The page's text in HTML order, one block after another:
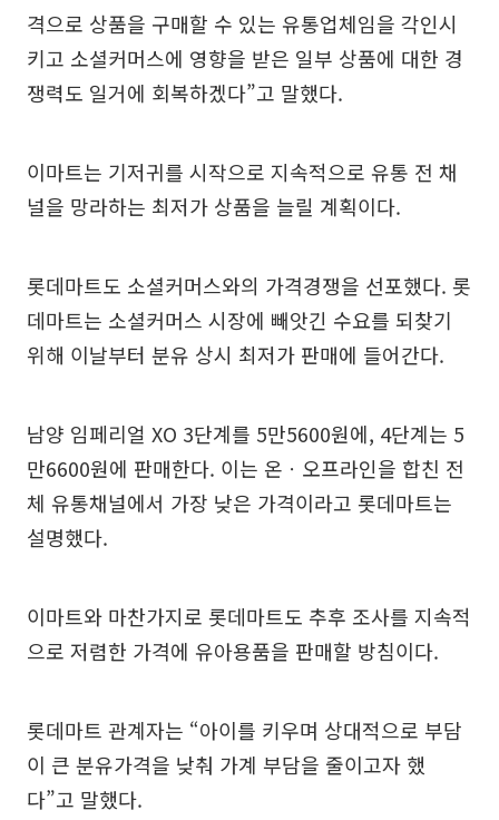
격으로 상품을 구매할 수 있는 유통업체임을 각인시
키고 소셜커머스에 영향을 받은 일부 상품에 대한 경
쟁력도 일거에 회복하겠다”고 말했다.
이마트는 기저귀를 시작으로 지속적으로 유통 전 채
널을 망라하는 최저가 상품을 늘릴 계획이다.
롯데마트도 소셜커머스와의 가격경쟁을 선포했다. 롯
데마트는 소셜커머스 시장에 빼앗긴 수요를 되찾기
위해 이날부터 분유 상시 최저가 판매에 들어간다.
남양 임페리얼 XO 3단계를 5만5600원에, 4단계는 5
만6600원에 판매한다. 이는 온ㆍ오프라인을 합친 전
체 유통채널에서 가장 낮은 가격이라고 롯데마트는
설명했다.
이마트와 마찬가지로 롯데마트도 추후 조사를 지속적
으로 저렴한 가격에 유아용품을 판매할 방침이다.
롯데마트 관계자는 “아이를 키우며 상대적으로 부담
이 큰 분유가격을 낮춰 가계 부담을 줄이고자 했
다”고 말했다.